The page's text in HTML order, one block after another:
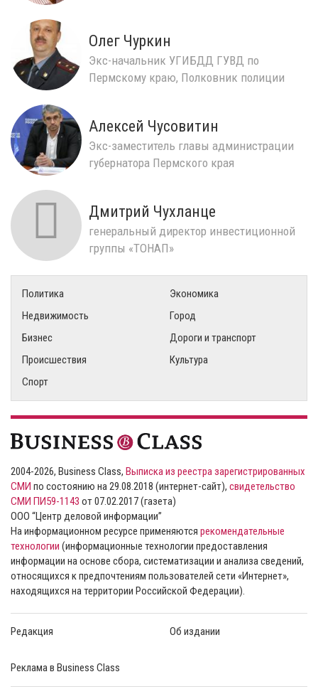
Олег Чуркин
Экс-начальник УГИБДД ГУВД по
Пермскому краю, Полковник полиции
Алексей Чусовитин
Экс-заместитель главы администрации
губернатора Пермского края
Дмитрий Чухланце
генеральный директор инвестиционной
группы «ТОНАП»
Политика
Экономика
Недвижимость
Город
Бизнес
Дороги и транспорт
Происшествия
Культура
Спорт
2004-2026, Business Class, Выписка из реестра зарегистрированных
СМИ по состоянию на 29.08.2018 (интернет-сайт), свидетельство
СМИ ПИ59-1143 от 07.02.2017 (газета)
ООО “Центр деловой информации”
На информационном ресурсе применяются рекомендательные
технологии (информационные технологии предоставления
информации на основе сбора, систематизации и анализа сведений,
относящихся к предпочтениям пользователей сети «Интернет»,
находящихся на территории Российской Федерации).
Редакция Об издании
Реклама в Business Class